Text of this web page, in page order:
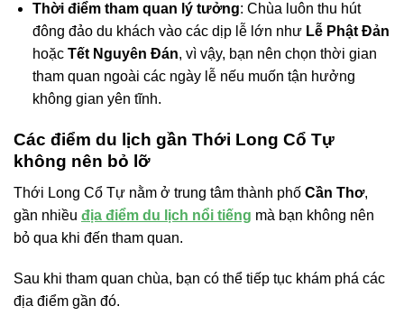
Thời điểm tham quan lý tưởng: Chùa luôn thu hút
đông đảo du khách vào các dịp lễ lớn như Lễ Phật Đản
hoặc Tết Nguyên Đán, vì vậy, bạn nên chọn thời gian
tham quan ngoài các ngày lễ nếu muốn tận hưởng
không gian yên tĩnh.
Các điểm du lịch gần Thới Long Cổ Tự
không nên bỏ lỡ
Thới Long Cổ Tự nằm ở trung tâm thành phố Cần Thơ,
gần nhiều địa điểm du lịch nổi tiếng mà bạn không nên
bỏ qua khi đến tham quan.
Sau khi tham quan chùa, bạn có thể tiếp tục khám phá các
địa điểm gần đó.